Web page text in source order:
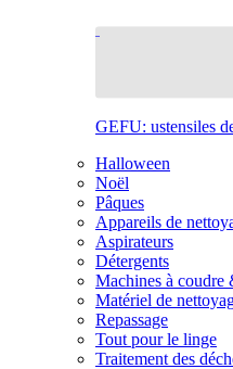
GEFU: ustensiles
Halloween
Noël
Pâques
Appareils de
Aspirateurs
Détergents
Machines à coudre
Matériel de
Repassage
Tout pour le linge
Traitement des